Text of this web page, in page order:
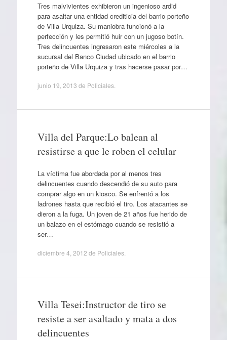
Tres malvivientes exhibieron un ingenioso ardid
para asaltar una entidad crediticia del barrio porteño
de Villa Urquiza. Su maniobra funcionó a la
perfección y les permitió huir con un jugoso botín.
Tres delincuentes ingresaron este miércoles a la
sucursal del Banco Ciudad ubicado en el barrio
porteño de Villa Urquiza y tras hacerse pasar por…
junio 19, 2013 de Policiales.
Villa del Parque:Lo balean al
resistirse a que le roben el celular
La víctima fue abordada por al menos tres
delincuentes cuando descendió de su auto para
comprar algo en un kiosco. Se enfrentó a los
ladrones hasta que recibió el tiro. Los atacantes se
dieron a la fuga. Un joven de 21 años fue herido de
un balazo en el estómago cuando se resistió a
ser…
diciembre 4, 2012 de Policiales.
Villa Tesei:Instructor de tiro se
resiste a ser asaltado y mata a dos
delincuentes